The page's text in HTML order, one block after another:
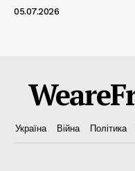
05.07.2026
Україна Війна Політика